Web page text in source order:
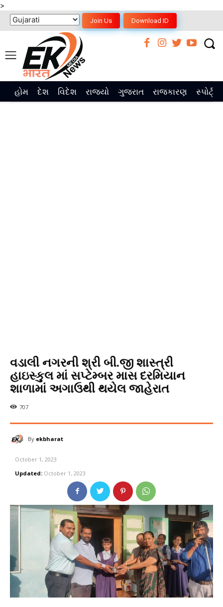
>
Join Us Download ID
હોમ દેશ વિદેશ રાજ્યો ગુજરાત રાજકારણ સ્પોર્ટ્સ
વડાલી નગરની શ્રી બી.જી શાસ્ત્રી
હાઇસ્કુલ માં સપ્ટેમ્બર માસ દરમિયાન
શાળામાં અગાઉથી થયેલ જાહેરાત
707
By ekbharat
October 1, 2023
Updated: October 1, 2023